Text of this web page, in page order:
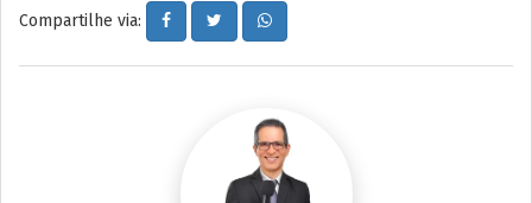
Compartilhe via: